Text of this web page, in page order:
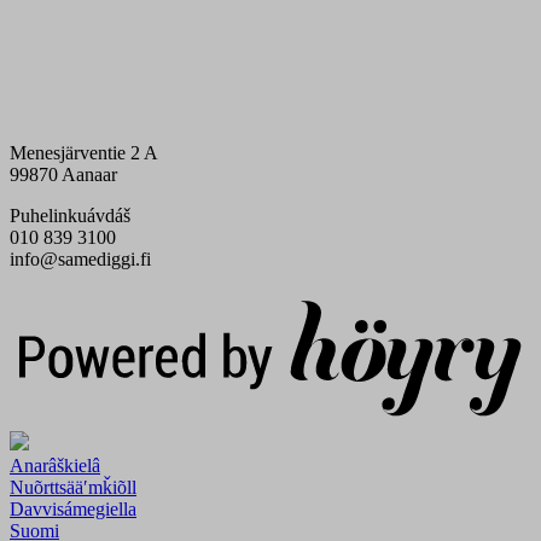
Menesjärventie 2 A
99870 Aanaar
Puhelinkuávdáš
010 839 3100
info@samediggi.fi
Anarâškielâ
Nuõrttsääʹmǩiõll
Davvisámegiella
Suomi